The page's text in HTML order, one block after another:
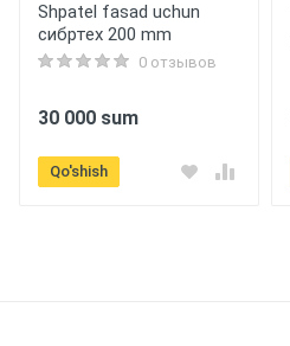
Shpatel fasad uchun
сибртех 200 mm
0 отзывов
30 000 sum
Qo'shish